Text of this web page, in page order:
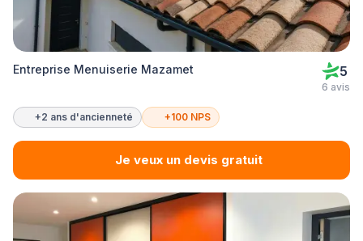
Entreprise Menuiserie Mazamet 5
6 avis
+2 ans d'ancienneté +100 NPS
Je veux un devis gratuit